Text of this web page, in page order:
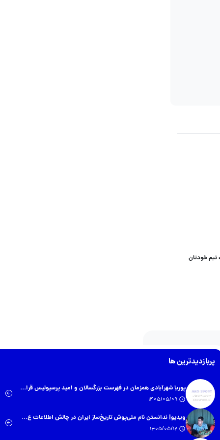
تیم خودتان
پربازدیدترین ها
پوریا شهرآبادی همزمان در فهرست بزرگسالان و امید پرسپولیس قرا...
1405/05/09
ویدیو| ندانستن نام ملی‌پوش تاریخ‌ساز ایران در چالش اطلاعات ع...